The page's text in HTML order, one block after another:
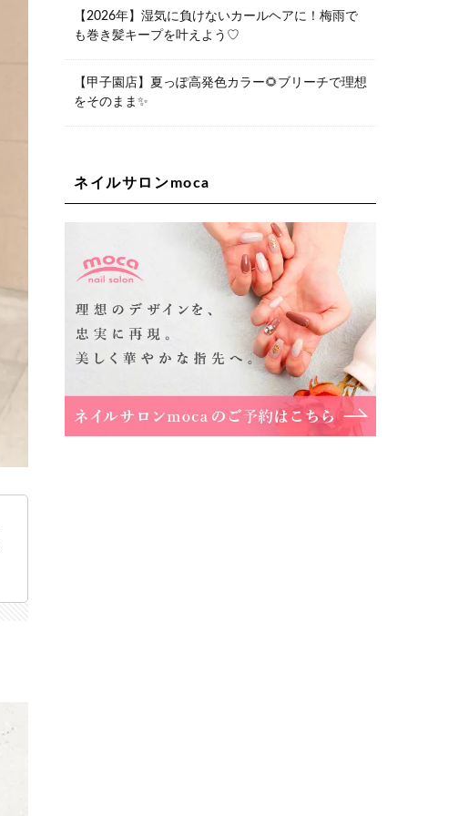
Lee天王寺店
06-6537-9791
大阪市東淀川区瑞光1-4-1 カサデルドイ
Lee東三国店
大阪市淀川区東三国4-8-11 大拓ハイツ6
06-6395-9555
Lee布施店
大阪府東大阪市足代2丁目1-5 モンテノ
ーム布施1F
06-6748-0778
大阪府枚方市岡東町18-15 キューブ枚
方駅前ビル2F-A
【2026年】湿気に負けないカールヘアに！梅雨で
も巻き髪キープを叶えよう♡
【甲子園店】夏っぽ高発色カラー🌻ブリーチで理想
をそのまま✨
ネイルサロンmoca